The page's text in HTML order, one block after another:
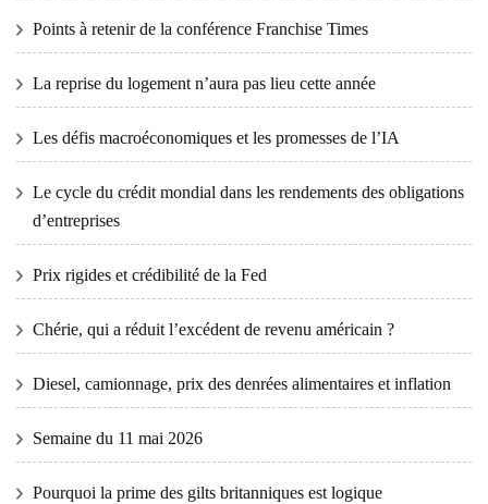
Points à retenir de la conférence Franchise Times
La reprise du logement n’aura pas lieu cette année
Les défis macroéconomiques et les promesses de l’IA
Le cycle du crédit mondial dans les rendements des obligations
d’entreprises
Prix ​​​​rigides et crédibilité de la Fed
Chérie, qui a réduit l’excédent de revenu américain ?
Diesel, camionnage, prix des denrées alimentaires et inflation
Semaine du 11 mai 2026
Pourquoi la prime des gilts britanniques est logique